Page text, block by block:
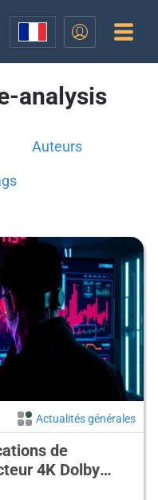
analysis
Auteurs
Actualités générales
de
4K Dolby